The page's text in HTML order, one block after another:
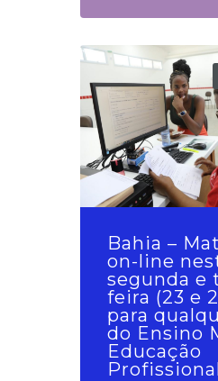
Bahia –
on-line
segunda e
feira (23 e
para
do Ensino
Educação